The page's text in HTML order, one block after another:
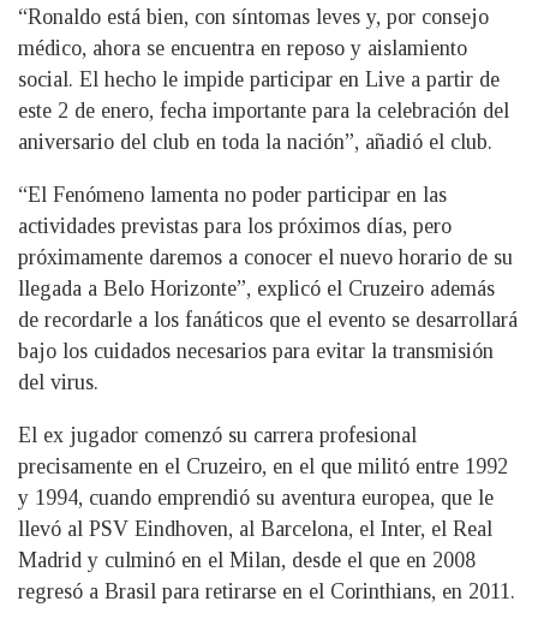
“Ronaldo está bien, con síntomas leves y, por consejo
médico, ahora se encuentra en reposo y aislamiento
social. El hecho le impide participar en Live a partir de
este 2 de enero, fecha importante para la celebración del
aniversario del club en toda la nación”, añadió el club.
“El Fenómeno lamenta no poder participar en las
actividades previstas para los próximos días, pero
próximamente daremos a conocer el nuevo horario de su
llegada a Belo Horizonte”, explicó el Cruzeiro además
de recordarle a los fanáticos que el evento se desarrollará
bajo los cuidados necesarios para evitar la transmisión
del virus.
El ex jugador comenzó su carrera profesional
precisamente en el Cruzeiro, en el que militó entre 1992
y 1994, cuando emprendió su aventura europea, que le
llevó al PSV Eindhoven, al Barcelona, el Inter, el Real
Madrid y culminó en el Milan, desde el que en 2008
regresó a Brasil para retirarse en el Corinthians, en 2011.